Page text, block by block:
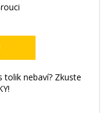
tolik nebaví? Zkuste